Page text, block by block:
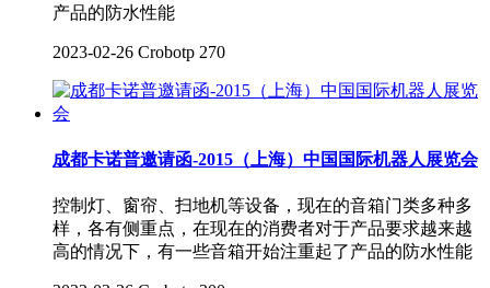
产品的防水性能
2023-02-26 Crobotp 270
成都卡诺普邀请函-2015（上海）中国国际机器人展览会
控制灯、窗帘、扫地机等设备，现在的音箱门类多种多
样，各有侧重点，在现在的消费者对于产品要求越来越
高的情况下，有一些音箱开始注重起了产品的防水性能